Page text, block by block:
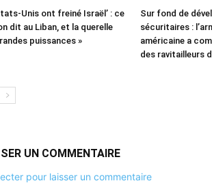
Unis ont freiné Israël’ : ce
dit au Liban, et la querelle
puissances »
Sur fond de
sécuritaires :
américaine a
des ravitailleurs
UN COMMENTAIRE
pour laisser un commentaire